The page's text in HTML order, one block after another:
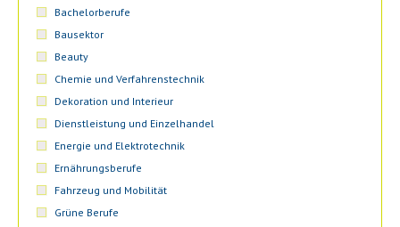
Bachelorberufe
Bausektor
Beauty
Chemie und Verfahrenstechnik
Dekoration und Interieur
Dienstleistung und Einzelhandel
Energie und Elektrotechnik
Ernährungsberufe
Fahrzeug und Mobilität
Grüne Berufe